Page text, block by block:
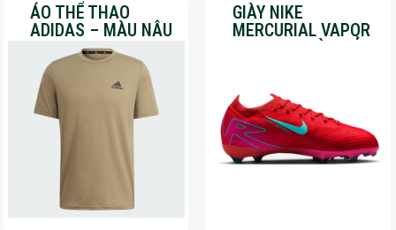
ÁO THỂ THAO
ADIDAS – MÀU NÂU
– SALE 30%
GIÀY NIKE
MERCURIAL VAPOR
16 PRO – MÀU ĐỎ –